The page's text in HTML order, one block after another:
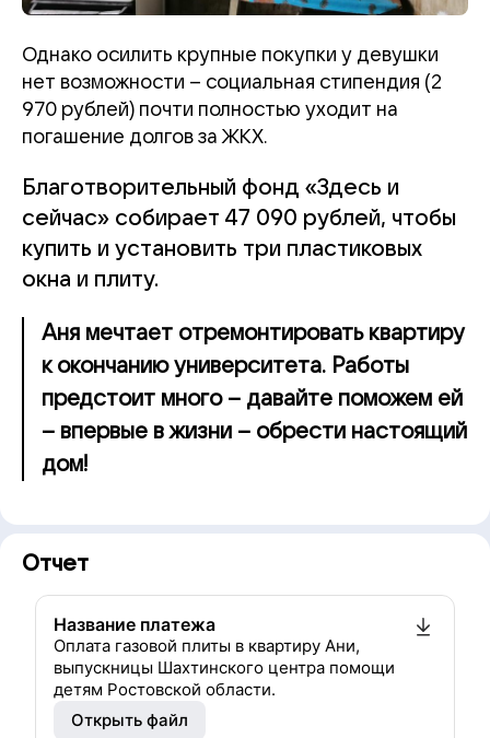
Однако осилить крупные покупки у девушки
нет возможности – социальная стипендия (2
970 рублей) почти полностью уходит на
погашение долгов за ЖКХ.
Благотворительный фонд «Здесь и
сейчас» собирает 47 090 рублей, чтобы
купить и установить три пластиковых
окна и плиту.
Аня мечтает отремонтировать квартиру
к окончанию университета. Работы
предстоит много – давайте поможем ей
– впервые в жизни – обрести настоящий
дом!
Отчет
Название платежа
Оплата газовой плиты в квартиру Ани,
выпускницы Шахтинского центра помощи
детям Ростовской области.
Открыть файл